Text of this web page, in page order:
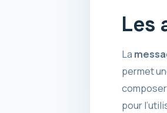
Les
La
permet
pour